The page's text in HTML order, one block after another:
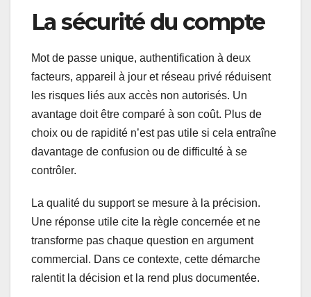
La sécurité du compte
Mot de passe unique, authentification à deux
facteurs, appareil à jour et réseau privé réduisent
les risques liés aux accès non autorisés. Un
avantage doit être comparé à son coût. Plus de
choix ou de rapidité n’est pas utile si cela entraîne
davantage de confusion ou de difficulté à se
contrôler.
La qualité du support se mesure à la précision.
Une réponse utile cite la règle concernée et ne
transforme pas chaque question en argument
commercial. Dans ce contexte, cette démarche
ralentit la décision et la rend plus documentée.